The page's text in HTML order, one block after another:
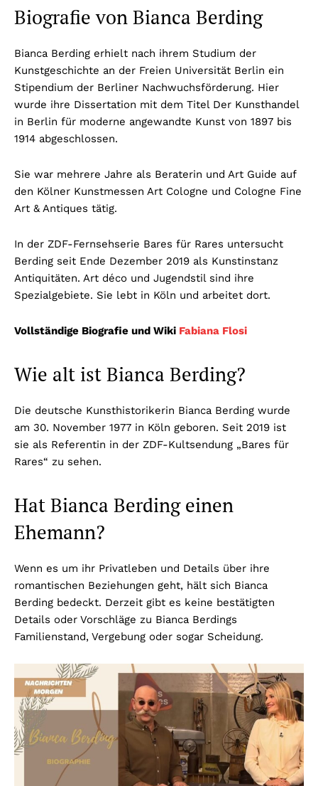
Biografie von Bianca Berding
Bianca Berding erhielt nach ihrem Studium der
Kunstgeschichte an der Freien Universität Berlin ein
Stipendium der Berliner Nachwuchsförderung. Hier
wurde ihre Dissertation mit dem Titel Der Kunsthandel
in Berlin für moderne angewandte Kunst von 1897 bis
1914 abgeschlossen.
Sie war mehrere Jahre als Beraterin und Art Guide auf
den Kölner Kunstmessen Art Cologne und Cologne Fine
Art & Antiques tätig.
In der ZDF-Fernsehserie Bares für Rares untersucht
Berding seit Ende Dezember 2019 als Kunstinstanz
Antiquitäten. Art déco und Jugendstil sind ihre
Spezialgebiete. Sie lebt in Köln und arbeitet dort.
Vollständige Biografie und Wiki Fabiana Flosi
Wie alt ist Bianca Berding?
Die deutsche Kunsthistorikerin Bianca Berding wurde
am 30. November 1977 in Köln geboren. Seit 2019 ist
sie als Referentin in der ZDF-Kultsendung „Bares für
Rares“ zu sehen.
Hat Bianca Berding einen
Ehemann?
Wenn es um ihr Privatleben und Details über ihre
romantischen Beziehungen geht, hält sich Bianca
Berding bedeckt. Derzeit gibt es keine bestätigten
Details oder Vorschläge zu Bianca Berdings
Familienstand, Vergebung oder sogar Scheidung.